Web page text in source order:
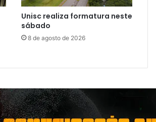
Unisc realiza formatura neste
sábado
8 de agosto de 2026